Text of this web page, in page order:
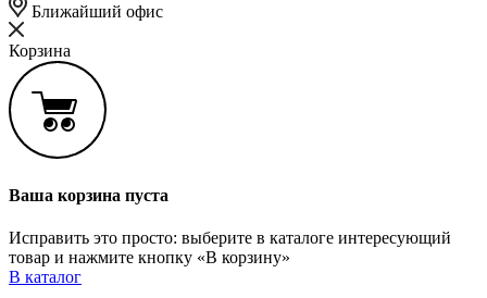
Ближайший офис
Корзина
Ваша корзина пуста
Исправить это просто: выберите в каталоге интересующий
товар и нажмите кнопку «В корзину»
В каталог